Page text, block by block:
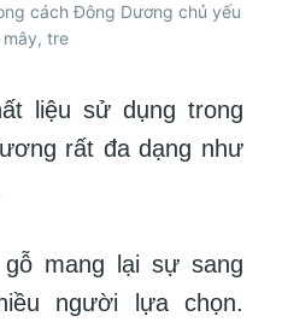
cách Đông Dương chủ yếu
mây, tre
liệu sử dụng trong
rất đa dạng như
mang lại sự sang
người lựa chọn.